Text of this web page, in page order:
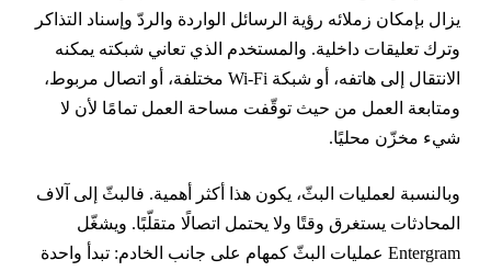
بإمكان زملائه رؤية الرسائل الواردة والردّ وإسناد التذاكر
تعليقات داخلية. والمستخدم الذي تعاني شبكته يمكنه
الانتقال إلى هاتفه، أو شبكة Wi-Fi مختلفة، أو اتصال مربوط،
العمل من حيث توقّفت مساحة العمل تمامًا لأن لا
مخزّن محليًا.
لعمليات البثّ، يكون هذا أكثر أهمية. فالبثّ إلى آلاف
يستغرق وقتًا ولا يحتمل اتصالًا متقلّبًا. ويشغّل
Entergram عمليات البثّ كمهام على جانب الخادم: تبدأ واحدة